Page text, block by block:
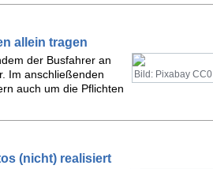
allein tragen
Bild: Pixabay CC0
der Busfahrer an
Im anschließenden
auch um die Pflichten
(nicht) realisiert